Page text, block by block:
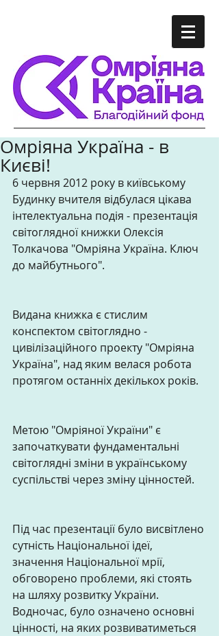
Омріяна Україна - в
Києві!
6 червня 2012 року в київському
Будинку вчителя відбулася цікава
інтелектуальна подія - презентація
світоглядної книжки Олексія
Толкачова "Омріяна Україна. Ключ
до майбутнього".
Видана книжка є стислим
конспектом світоглядно -
цивілізаційного проекту "Омріяна
Україна", над яким велася робота
протягом останніх декількох років.
Метою "Омріяної України" є
започаткувати фундаментальні
світоглядні зміни в українському
суспільстві через зміну цінностей.
Під час презентації було висвітлено
сутність Національної ідеї,
значення Національної мрії,
обговорено проблеми, які стоять
на шляху розвитку України.
Водночас, було означено основні
цінності, на яких розвиватиметься